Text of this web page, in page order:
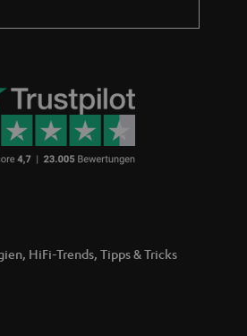
HiFi-Trends, Tipps & Tricks